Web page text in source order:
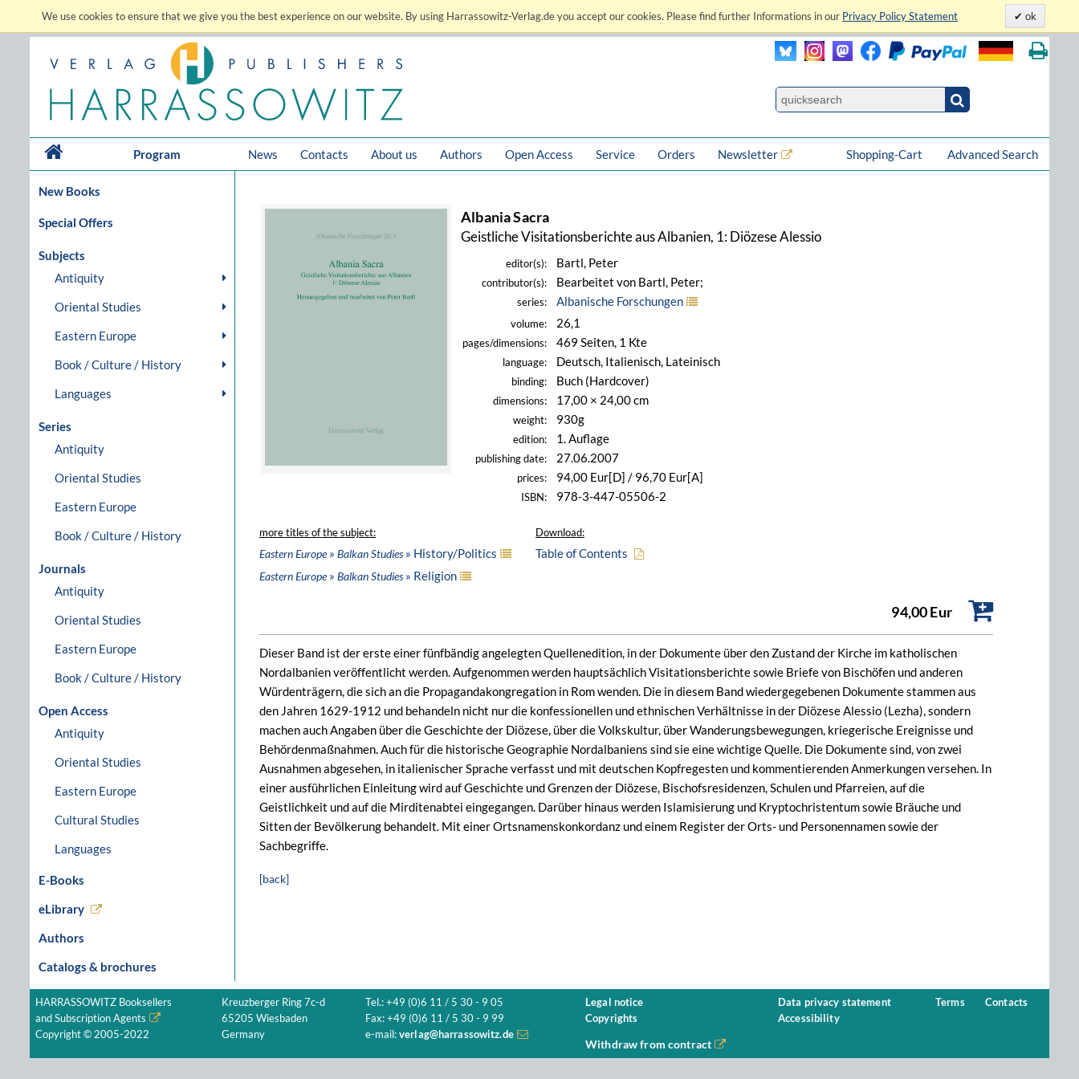
We use cookies to ensure that we give you the best experience on our website. By using Harrassowitz-Verlag.de you accept our cookies. Please find further Informations in our Privacy Policy Statement ok
Program News Contacts About us Authors Open Access Service Orders Newsletter Advanced Search
Shopping-Cart
New Books
Special Offers
Subjects
Antiquity
Oriental Studies
Eastern Europe
Book / Culture / History
Languages
Series
Antiquity
Oriental Studies
Eastern Europe
Book / Culture / History
Journals
Antiquity
Oriental Studies
Eastern Europe
Book / Culture / History
Open Access
Antiquity
Oriental Studies
Eastern Europe
Cultural Studies
Languages
E-Books
eLibrary
Authors
Catalogs & brochures
Albania Sacra
Geistliche Visitationsberichte aus Albanien, 1: Diözese Alessio
editor(s): Bartl, Peter
contributor(s): Bearbeitet von Bartl, Peter;
series: Albanische Forschungen
volume: 26,1
pages/dimensions: 469 Seiten, 1 Kte
language: Deutsch, Italienisch, Lateinisch
binding: Buch (Hardcover)
dimensions: 17,00 × 24,00 cm
weight: 930g
edition: 1. Auflage
publishing date: 27.06.2007
prices: 94,00 Eur[D] / 96,70 Eur[A]
ISBN: 978-3-447-05506-2
more titles of the subject:
Eastern Europe» Balkan Studies» History/Politics
Eastern Europe» Balkan Studies» Religion
Download:
Table of Contents
94,00 Eur
Dieser Band ist der erste einer fünfbändig angelegten Quellenedition, in der Dokumente über den Zustand der Kirche im katholischen
Nordalbanien veröffentlicht werden. Aufgenommen werden hauptsächlich Visitationsberichte sowie Briefe von Bischöfen und anderen
Würdenträgern, die sich an die Propagandakongregation in Rom wenden. Die in diesem Band wiedergegebenen Dokumente stammen aus
den Jahren 1629-1912 und behandeln nicht nur die konfessionellen und ethnischen Verhältnisse in der Diözese Alessio (Lezha), sondern
machen auch Angaben über die Geschichte der Diözese, über die Volkskultur, über Wanderungsbewegungen, kriegerische Ereignisse und
Behördenmaßnahmen. Auch für die historische Geographie Nordalbaniens sind sie eine wichtige Quelle. Die Dokumente sind, von zwei
Ausnahmen abgesehen, in italienischer Sprache verfasst und mit deutschen Kopfregesten und kommentierenden Anmerkungen versehen. In
einer ausführlichen Einleitung wird auf Geschichte und Grenzen der Diözese, Bischofsresidenzen, Schulen und Pfarreien, auf die
Geistlichkeit und auf die Mirditenabtei eingegangen. Darüber hinaus werden Islamisierung und Kryptochristentum sowie Bräuche und
Sitten der Bevölkerung behandelt. Mit einer Ortsnamenskonkordanz und einem Register der Orts- und Personennamen sowie der
Sachbegriffe.
[back]
HARRASSOWITZ Booksellers
and Subscription Agents
Copyright © 2005-2022
Kreuzberger Ring 7c-d
65205 Wiesbaden
Germany
Tel.: +49 (0)6 11 / 5 30 - 9 05
Fax: +49 (0)6 11 / 5 30 - 9 99
e-mail: verlag@harrassowitz.de
Legal notice
Copyrights
Data privacy statement
Accessibility
Terms Contacts
Withdraw from contract